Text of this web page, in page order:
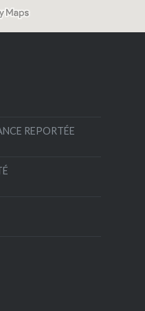
REPORTÉE